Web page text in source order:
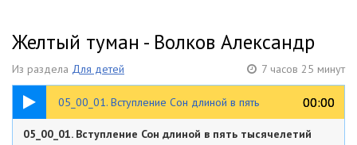
Желтый туман - Волков Александр
Из раздела Для детей 7 часов 25 минут
05_00_01. Вступление Сон длиной в пять
тысячелетий
00:00
00:00
21:03
05_00_01. Вступление Сон длиной в пять тысячелетий